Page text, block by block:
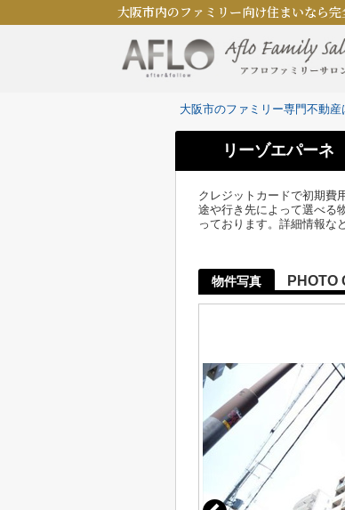
大阪市内のファミリー向け住まいなら
大阪市のファミリー専門不動
リーゾエパーネ
クレジットカードで初期費
途や行き先によって選べる
っております。詳細情報な
物件写真 PHOTO